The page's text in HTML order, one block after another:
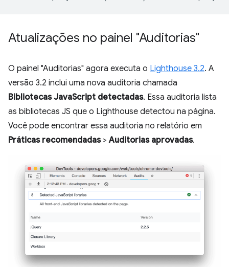
Atualizações no painel "Auditorias"
O painel "Auditorias" agora executa o Lighthouse 3.2. A
versão 3.2 inclui uma nova auditoria chamada
Bibliotecas JavaScript detectadas. Essa auditoria lista
as bibliotecas JS que o Lighthouse detectou na página.
Você pode encontrar essa auditoria no relatório em
Práticas recomendadas>Auditorias aprovadas.